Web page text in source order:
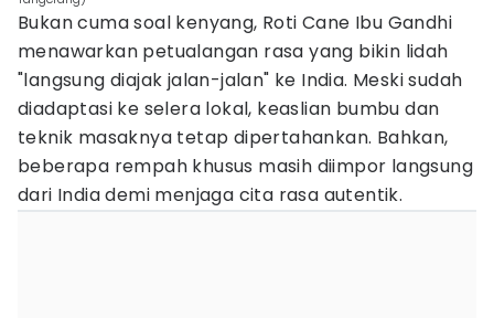
Bukan cuma soal kenyang, Roti Cane Ibu Gandhi
menawarkan petualangan rasa yang bikin lidah
"langsung diajak jalan-jalan" ke India. Meski sudah
diadaptasi ke selera lokal, keaslian bumbu dan
teknik masaknya tetap dipertahankan. Bahkan,
beberapa rempah khusus masih diimpor langsung
dari India demi menjaga cita rasa autentik.